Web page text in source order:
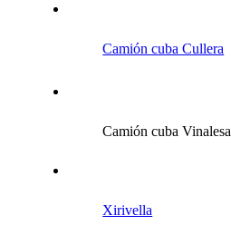
Camión cuba Cullera
Camión cuba Vinalesa
Xirivella